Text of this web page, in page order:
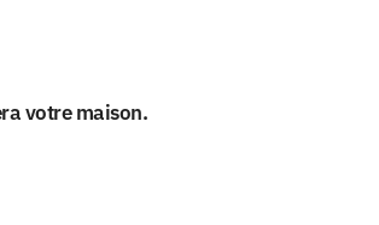
votre maison.